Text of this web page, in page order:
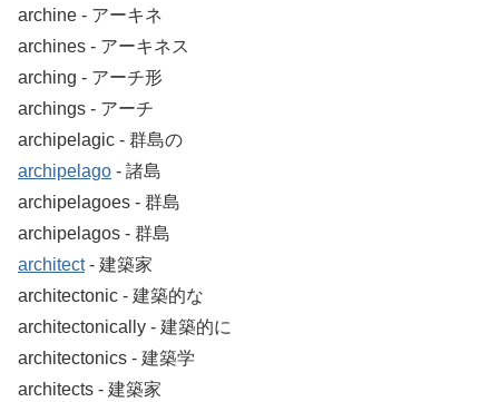
archine ‐ アーキネ
archines ‐ アーキネス
arching ‐ アーチ形
archings ‐ アーチ
archipelagic ‐ 群島の
archipelago ‐ 諸島
archipelagoes ‐ 群島
archipelagos ‐ 群島
architect‐ 建築家
architectonic ‐ 建築的な
architectonically ‐ 建築的に
architectonics ‐ 建築学
architects ‐ 建築家